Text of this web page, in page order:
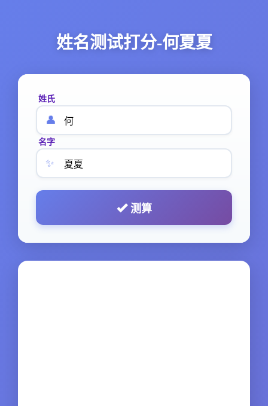
姓名测试打分-何夏夏
姓氏
👤
名字
✨
测算